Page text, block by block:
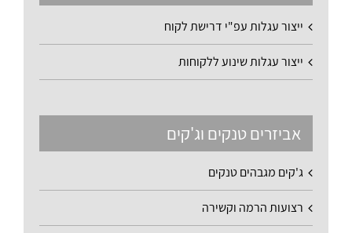
ייצור עגלות עפ"י דרישת לקוח
ייצור עגלות שינוע ללקוחות
אביזרים טנקים וג'קים
ג'קים מגבהים טנקים
רצועות הרמה וקשירה